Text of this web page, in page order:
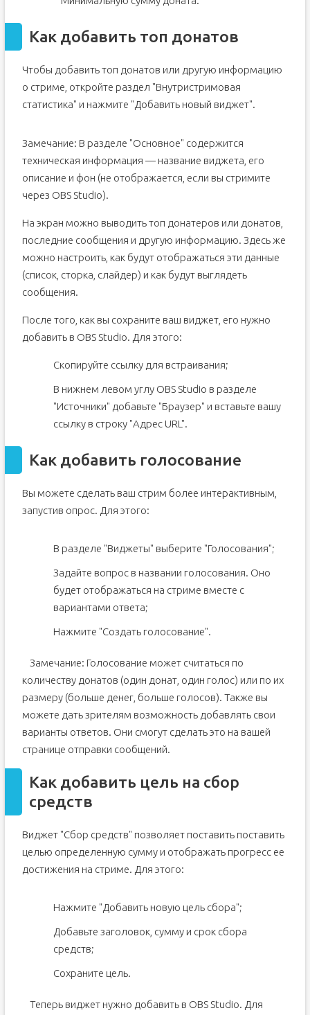
Как добавить топ донатов
Чтобы добавить топ донатов или другую информацию
о стриме, откройте раздел "Внутристримовая
статистика" и нажмите "Добавить новый виджет".
Замечание: В разделе "Основное" содержится
техническая информация — название виджета, его
описание и фон (не отображается, если вы стримите
через OBS Studio).
На экран можно выводить топ донатеров или донатов,
последние сообщения и другую информацию. Здесь же
можно настроить, как будут отображаться эти данные
(список, сторка, слайдер) и как будут выглядеть
сообщения.
После того, как вы сохраните ваш виджет, его нужно
добавить в OBS Studio. Для этого:
Скопируйте ссылку для встраивания;
В нижнем левом углу OBS Studio в разделе
"Источники" добавьте "Браузер" и вставьте вашу
ссылку в строку "Адрес URL".
Как добавить голосование
Вы можете сделать ваш стрим более интерактивным,
запустив опрос. Для этого:
В разделе "Виджеты" выберите "Голосования";
Задайте вопрос в названии голосования. Оно
будет отображаться на стриме вместе с
вариантами ответа;
Нажмите "Создать голосование".
Замечание: Голосование может считаться по
количеству донатов (один донат, один голос) или по их
размеру (больше денег, больше голосов). Также вы
можете дать зрителям возможность добавлять свои
варианты ответов. Они смогут сделать это на вашей
странице отправки сообщений.
Как добавить цель на сбор
средств
Виджет "Сбор средств" позволяет поставить поставить
целью определенную сумму и отображать прогресс ее
достижения на стриме. Для этого:
Нажмите "Добавить новую цель сбора";
Добавьте заголовок, сумму и срок сбора
средств;
Сохраните цель.
Теперь виджет нужно добавить в OBS Studio. Для